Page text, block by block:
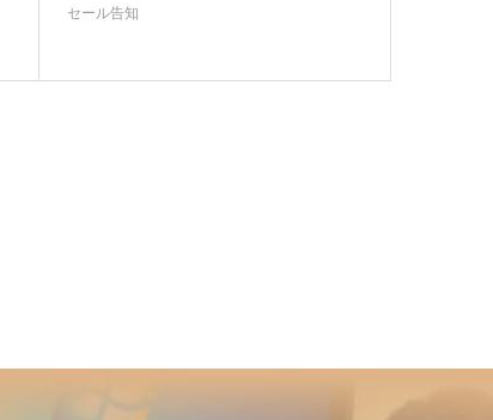
セール告知